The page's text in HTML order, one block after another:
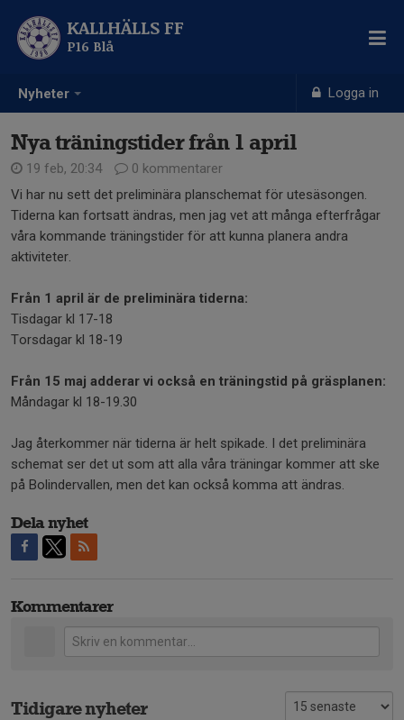
Nyheter Logga in
KALLHÄLLS FF
P16 Blå
Nya träningstider från 1 april
19 feb, 20:34
0 kommentarer
Vi har nu sett det preliminära planschemat för utesäsongen.
Tiderna kan fortsatt ändras, men jag vet att många efterfrågar
våra kommande träningstider för att kunna planera andra
aktiviteter.
Från 1 april är de preliminära tiderna:
Tisdagar kl 17-18
Torsdagar kl 18-19
Från 15 maj adderar vi också en träningstid på gräsplanen:
Måndagar kl 18-19.30
Jag återkommer när tiderna är helt spikade. I det preliminära
schemat ser det ut som att alla våra träningar kommer att ske
på Bolindervallen, men det kan också komma att ändras.
Dela nyhet
Kommentarer
Tidigare nyheter